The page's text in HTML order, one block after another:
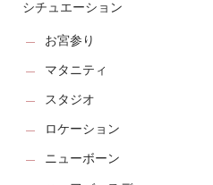
シチュエーション
お宮参り
マタニティ
スタジオ
ロケーション
ニューボーン